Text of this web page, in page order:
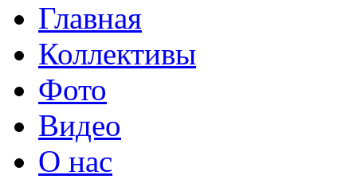
Главная
Коллективы
Фото
Видео
О нас